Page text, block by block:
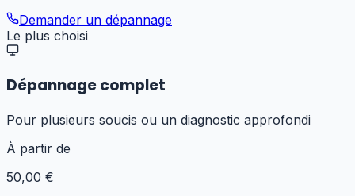
Demander un dépannage
Le plus choisi
Dépannage complet
Pour plusieurs soucis ou un diagnostic approfondi
À partir de
50,00 €